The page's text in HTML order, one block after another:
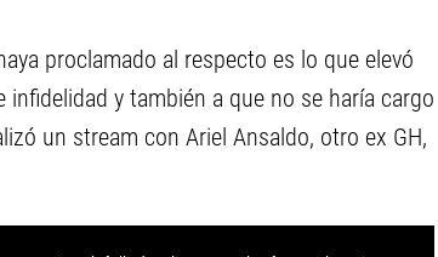
proclamado al respecto es lo que elevó
y también a que no se haría cargo
un stream con Ariel Ansaldo, otro ex GH,